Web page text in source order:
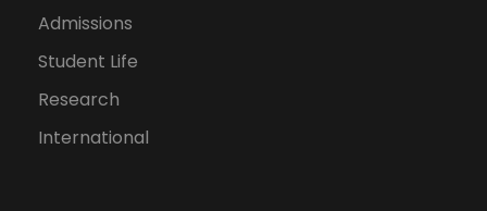
Admissions
Student Life
Research
International